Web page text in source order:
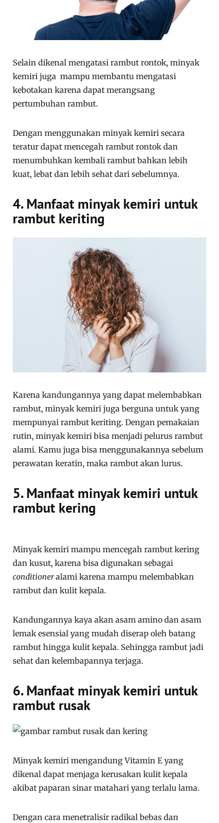
Selain dikenal mengatasi rambut rontok, minyak
kemiri juga mampu membantu mengatasi
kebotakan karena dapat merangsang
pertumbuhan rambut.
Dengan menggunakan minyak kemiri secara
teratur dapat mencegah rambut rontok dan
menumbuhkan kembali rambut bahkan lebih
kuat, lebat dan lebih sehat dari sebelumnya.
4. Manfaat minyak kemiri untuk
rambut keriting
Karena kandungannya yang dapat melembabkan
rambut, minyak kemiri juga berguna untuk yang
mempunyai rambut keriting. Dengan pemakaian
rutin, minyak kemiri bisa menjadi pelurus rambut
alami. Kamu juga bisa menggunakannya sebelum
perawatan keratin, maka rambut akan lurus.
5. Manfaat minyak kemiri untuk
rambut kering
Minyak kemiri mampu mencegah rambut kering
dan kusut, karena bisa digunakan sebagai
conditioneralami karena mampu melembabkan
rambut dan kulit kepala.
Kandungannya kaya akan asam amino dan asam
lemak esensial yang mudah diserap oleh batang
rambut hingga kulit kepala. Sehingga rambut jadi
sehat dan kelembapannya terjaga.
6. Manfaat minyak kemiri untuk
rambut rusak
Minyak kemiri mengandung Vitamin E yang
dikenal dapat menjaga kerusakan kulit kepala
akibat paparan sinar matahari yang terlalu lama.
Dengan cara menetralisir radikal bebas dan